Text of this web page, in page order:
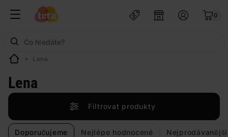
0
Lena
Lena
Filtrovat produkty
Doporučujeme Nejlépe hodnocené Nejprodávanější